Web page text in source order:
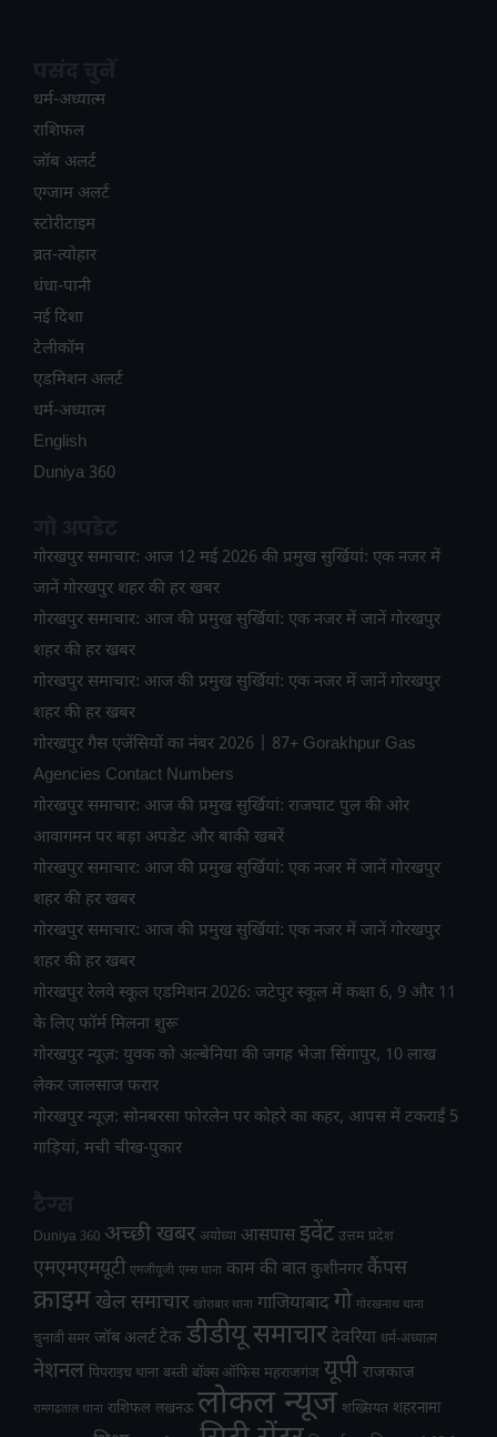
धर्म-अध्यात्म
राशिफल
जॉब अलर्ट
एग्जाम अलर्ट
स्टोरीटाइम
व्रत-त्योहार
धंधा-पानी
नई दिशा
टेलीकॉम
ए​डमिशन अलर्ट
धर्म-अध्यात्म
English
Duniya 360
गोरखपुर समाचार: आज 12 मई 2026 की प्रमुख सुर्खियां: एक नजर में
जानें गोरखपुर शहर की हर खबर
गोरखपुर समाचार: आज की प्रमुख सुर्खियां: एक नजर में जानें गोरखपुर
शहर की हर खबर
गोरखपुर समाचार: आज की प्रमुख सुर्खियां: एक नजर में जानें गोरखपुर
शहर की हर खबर
गोरखपुर गैस एजेंसियों का नंबर 2026 | 87+ Gorakhpur Gas
Agencies Contact Numbers
गोरखपुर समाचार: आज की प्रमुख सुर्खियां: राजघाट पुल की ओर
आवागमन पर बड़ा अपडेट और बाकी खबरें
गोरखपुर समाचार: आज की प्रमुख सुर्खियां: एक नजर में जानें गोरखपुर
शहर की हर खबर
गोरखपुर समाचार: आज की प्रमुख सुर्खियां: एक नजर में जानें गोरखपुर
शहर की हर खबर
गोरखपुर रेलवे स्कूल एडमिशन 2026: जटेपुर स्कूल में कक्षा 6, 9 और 11
के लिए फॉर्म मिलना शुरू
गोरखपुर न्यूज़: युवक को अल्बेनिया की जगह भेजा सिंगापुर, 10 लाख
लेकर जालसाज फरार
गोरखपुर न्यूज़: सोनबरसा फोरलेन पर कोहरे का कहर, आपस में टकराईं 5
गाड़ियां, मची चीख-पुकार
Duniya 360 अच्छी खबर अयोध्या आसपास इवेंट उत्तम प्रदेश
एमएमएमयूटी एमजीयूजी एम्स थाना काम की बात कुशीनगर कैंपस
क्राइमखेल समाचार खोराबार थाना गाजियाबादगो गोरखनाथ थाना
चुनावी समर जॉब अलर्ट टेक डीडीयू समाचार देवरिया धर्म-अध्यात्म
नेशनल पिपराइच थाना बस्ती बॉक्स ऑफिस महराजगंज यूपी राजकाज
रामगढ़ताल थाना राशिफल लखनऊ लोकल न्यूज शख्सियत शहरनामा